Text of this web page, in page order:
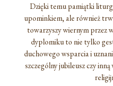
Dzięki temu pamiątki
upominkiem, ale również
towarzyszy wiernym przez
dyplomiku to nie tylko
duchowego wsparcia i
szczególny jubileusz czy